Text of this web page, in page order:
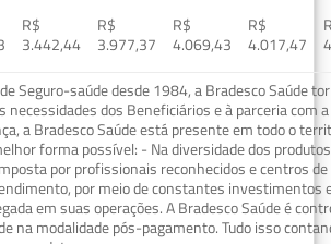
R$
3.442,44
R$
3.977,37
R$
4.069,43
R$
4.017,47
Seguro-saúde desde 1984, a Bradesco Saúde
necessidades dos Beneficiários e à parceria com
a Bradesco Saúde está presente em todo o
forma possível: - Na diversidade dos
por profissionais reconhecidos e centros
por meio de constantes investimentos
em suas operações. A Bradesco Saúde é
na modalidade pós-pagamento. Tudo isso